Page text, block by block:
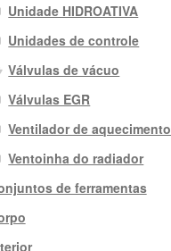
Unidade HIDROATIVA
Unidades de controle
Válvulas de vácuo
Válvulas EGR
Ventilador de aquecimento
Ventoinha do radiador
de ferramentas